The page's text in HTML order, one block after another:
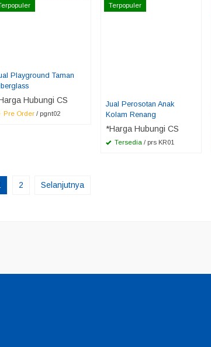
Playground Taman
Hubungi CS
Pre Order / pgnt02
Terpopuler
Jual Perosotan Anak
Kolam Renang
*Harga Hubungi CS
Tersedia/ prs KR01
2 Selanjutnya